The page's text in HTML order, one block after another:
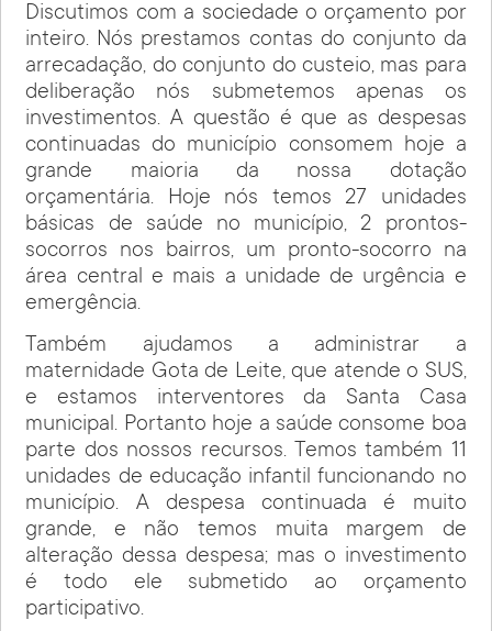
Discutimos com a sociedade o orçamento por
inteiro. Nós prestamos contas do conjunto da
arrecadação, do conjunto do custeio, mas para
deliberação nós submetemos apenas os
investimentos. A questão é que as despesas
continuadas do município consomem hoje a
grande maioria da nossa dotação
orçamentária. Hoje nós temos 27 unidades
básicas de saúde no município, 2 prontos-
socorros nos bairros, um pronto-socorro na
área central e mais a unidade de urgência e
emergência.
Também ajudamos a administrar a
maternidade Gota de Leite, que atende o SUS,
e estamos interventores da Santa Casa
municipal. Portanto hoje a saúde consome boa
parte dos nossos recursos. Temos também 11
unidades de educação infantil funcionando no
município. A despesa continuada é muito
grande, e não temos muita margem de
alteração dessa despesa; mas o investimento
é todo ele submetido ao orçamento
participativo.